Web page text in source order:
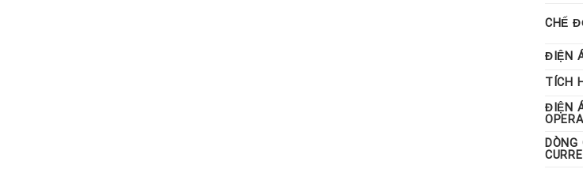
CHẾ
ĐIỆN
TÍCH
ĐIỆN